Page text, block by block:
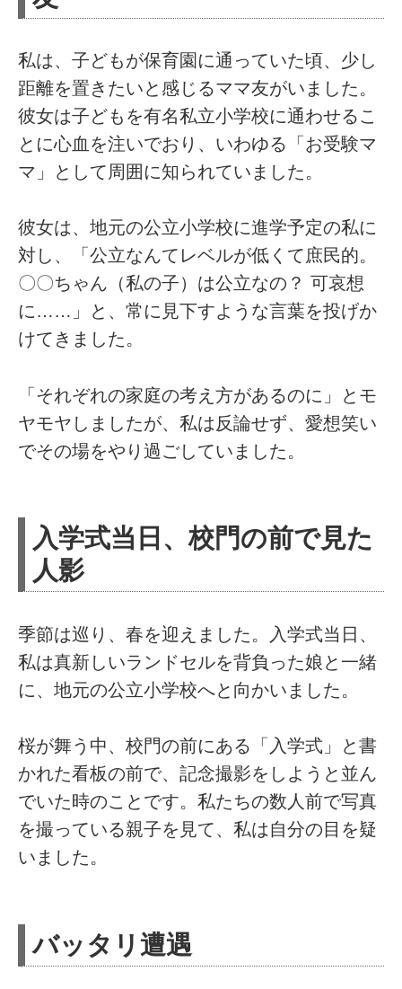
私は、子どもが保育園に通っていた頃、少し
距離を置きたいと感じるママ友がいました。
彼女は子どもを有名私立小学校に通わせるこ
とに心血を注いでおり、いわゆる「お受験マ
マ」として周囲に知られていました。
彼女は、地元の公立小学校に進学予定の私に
対し、「公立なんてレベルが低くて庶民的。
〇〇ちゃん（私の子）は公立なの？ 可哀想
に……」と、常に見下すような言葉を投げか
けてきました。
「それぞれの家庭の考え方があるのに」とモ
ヤモヤしましたが、私は反論せず、愛想笑い
でその場をやり過ごしていました。
入学式当日、校門の前で見た
人影
季節は巡り、春を迎えました。入学式当日、
私は真新しいランドセルを背負った娘と一緒
に、地元の公立小学校へと向かいました。
桜が舞う中、校門の前にある「入学式」と書
かれた看板の前で、記念撮影をしようと並ん
でいた時のことです。私たちの数人前で写真
を撮っている親子を見て、私は自分の目を疑
いました。
バッタリ遭遇